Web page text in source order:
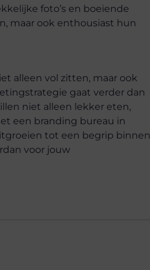
foto’s en boeiende
maar ook enthousiast hun
alleen vol zitten, maar ook
gaat verder dan
niet alleen lekker eten,
een branding bureau in
tot een begrip binnen
voor jouw